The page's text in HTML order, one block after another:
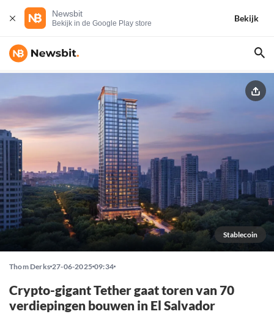
Newsbit
Bekijk in de Google Play store
Bekijk
Stablecoin
Thom Derks 27-06-2025 09:34
Crypto-gigant Tether gaat toren van 70
verdiepingen bouwen in El Salvador